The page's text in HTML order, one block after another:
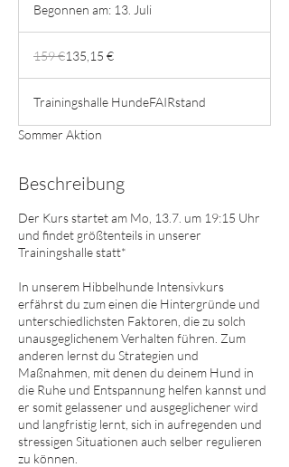
Begonnen am: 13. Juli
n
n
n
3
.
l
i
159 €135,15 €
Trainingshalle HundeFAIRstand
Sommer Aktion
Beschreibung
Der Kurs startet am Mo, 13.7. um 19:15 Uhr
und findet größtenteils in unserer
Trainingshalle statt*
​In unserem Hibbelhunde Intensivkurs
erfährst du zum einen die Hintergründe und
unterschiedlichsten Faktoren, die zu solch
unausgeglichenem Verhalten führen. Zum
anderen lernst du Strategien und
Maßnahmen, mit denen du deinem Hund in
die Ruhe und Entspannung helfen kannst und
er somit gelassener und ausgeglichener wird
und langfristig lernt, sich in aufregenden und
stressigen Situationen auch selber regulieren
zu können.​​